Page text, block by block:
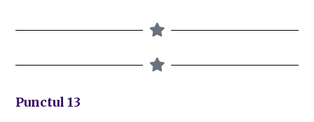
Punctul 13